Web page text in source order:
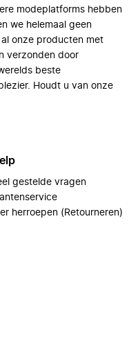
modeplatforms hebben
we helemaal geen
onze producten met
verzonden door
beste
Houdt u van onze
gestelde vragen
herroepen (Retourneren)